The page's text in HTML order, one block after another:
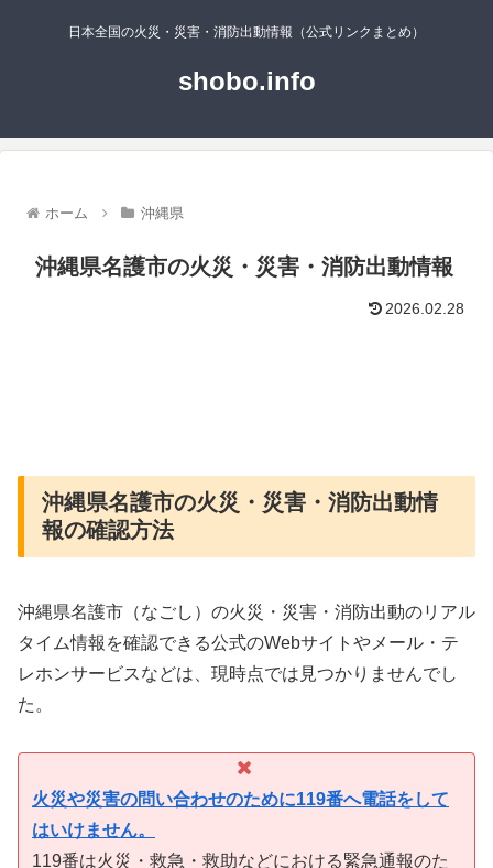
日本全国の火災・災害・消防出動情報（公式リンクまとめ）
shobo.info
ホーム 沖縄県
沖縄県名護市の火災・災害・消防出動情報
2026.02.28
沖縄県名護市の火災・災害・消防出動情
報の確認方法
沖縄県名護市（なごし）の火災・災害・消防出動のリアル
タイム情報を確認できる公式のWebサイトやメール・テ
レホンサービスなどは、現時点では見つかりませんでし
た。
火災や災害の問い合わせのために119番へ電話をして
はいけません。
119番は火災・救急・救助などにおける緊急通報のた